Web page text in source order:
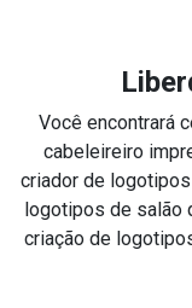
Você encontrará
cabeleireiro
criador de
logotipos de salão
criação de